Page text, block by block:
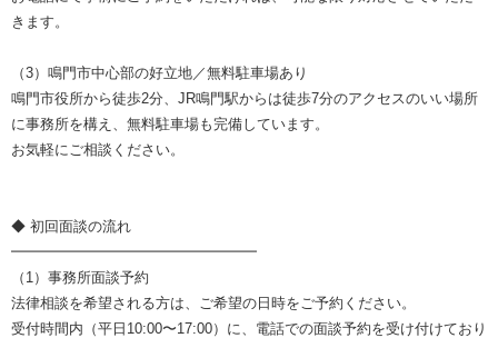
きます。
（3）鳴門市中心部の好立地／無料駐車場あり
鳴門市役所から徒歩2分、JR鳴門駅からは徒歩7分のアクセスのいい場所
に事務所を構え、無料駐車場も完備しています。
お気軽にご相談ください。
◆ 初回面談の流れ
━━━━━━━━━━━━━━━━━
（1）事務所面談予約
法律相談を希望される方は、ご希望の日時をご予約ください。
受付時間内（平日10:00〜17:00）に、電話での面談予約を受け付けており